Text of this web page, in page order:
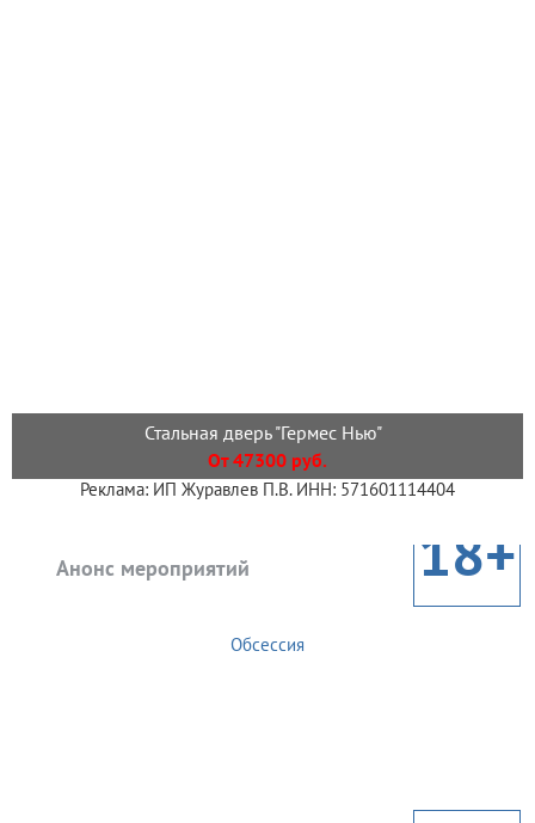
Стальная дверь "Гермес Нью"
От 47300 руб.
Реклама: ИП Журавлев П.В. ИНН: 571601114404
Анонс мероприятий 18+
Обсессия